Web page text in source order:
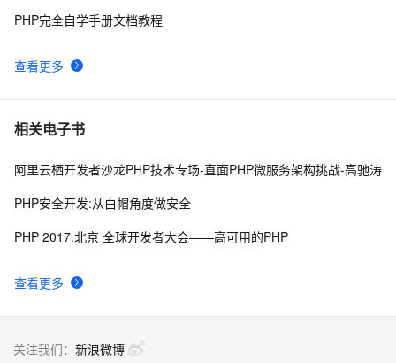
查看更多
PHP完全自学手册文档教程
相关电子书
查看更多
阿里云栖开发者沙龙PHP技术专场-直面PHP微服务架构挑战-高驰涛
PHP安全开发:从白帽角度做安全
PHP 2017.北京 全球开发者大会——高可用的PHP
关注我们： 新浪微博